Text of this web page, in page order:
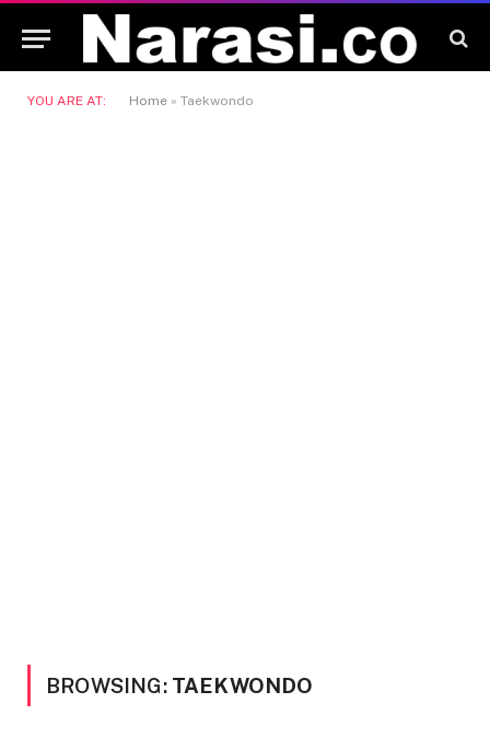
YOU ARE AT: Home » Taekwondo
BROWSING: TAEKWONDO